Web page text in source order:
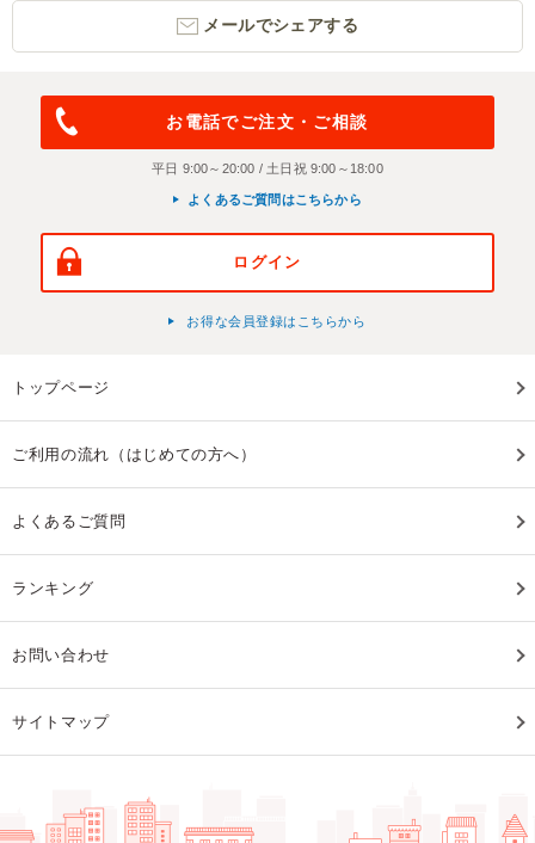
メールでシェアする
お電話でご注文・ご相談
平日 9:00～20:00 / 土日祝 9:00～18:00
よくあるご質問はこちらから
ログイン
お得な会員登録はこちらから
トップページ
ご利用の流れ（はじめての方へ）
よくあるご質問
ランキング
お問い合わせ
サイトマップ